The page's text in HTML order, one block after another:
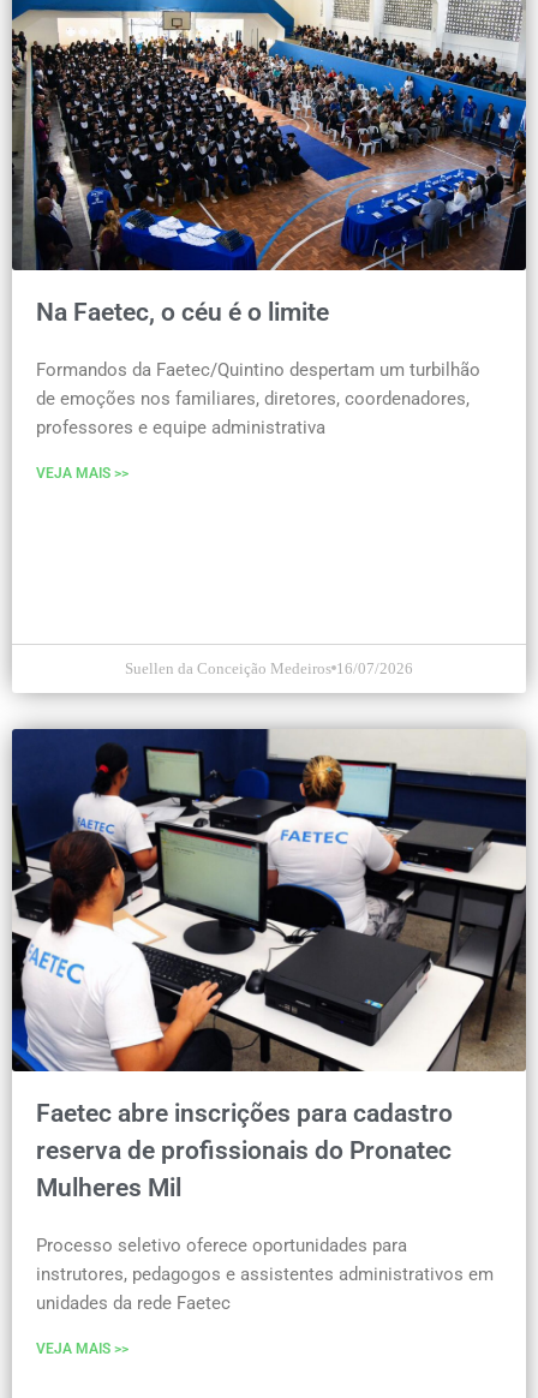
Na Faetec, o céu é o limite
Formandos da Faetec/Quintino despertam um turbilhão
de emoções nos familiares, diretores, coordenadores,
professores e equipe administrativa
VEJA MAIS >>
Suellen da Conceição Medeiros 16/07/2026
Faetec abre inscrições para cadastro
reserva de profissionais do Pronatec
Mulheres Mil
Processo seletivo oferece oportunidades para
instrutores, pedagogos e assistentes administrativos em
unidades da rede Faetec
VEJA MAIS >>